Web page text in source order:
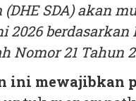
(DHE SDA) akan
2026 berdasarkan
Nomor 21 Tahun
ini mewajibkan